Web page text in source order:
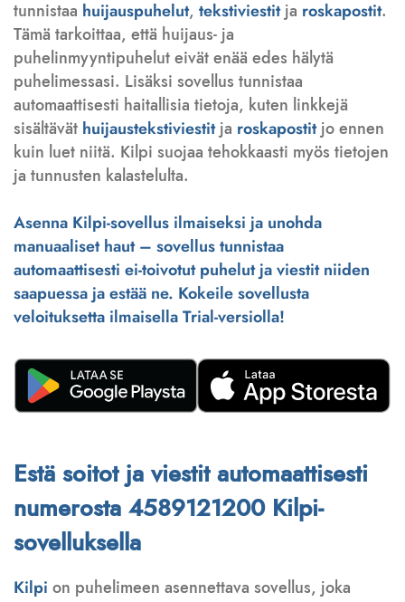
tunnistaa huijauspuhelut, tekstiviestitja roskapostit.
Tämä tarkoittaa, että huijaus- ja
puhelinmyyntipuhelut eivät enää edes hälytä
puhelimessasi. Lisäksi sovellus tunnistaa
automaattisesti haitallisia tietoja, kuten linkkejä
sisältävät huijaustekstiviestitja roskapostitjo ennen
kuin luet niitä. Kilpi suojaa tehokkaasti myös tietojen
ja tunnusten kalastelulta.
Asenna Kilpi-sovellus ilmaiseksi ja unohda
manuaaliset haut – sovellus tunnistaa
automaattisesti ei-toivotut puhelut ja viestit niiden
saapuessa ja estää ne. Kokeile sovellusta
veloituksetta ilmaisella Trial-versiolla!
Estä soitot ja viestit automaattisesti
numerosta 4589121200 Kilpi-
sovelluksella
Kilpi on puhelimeen asennettava sovellus, joka